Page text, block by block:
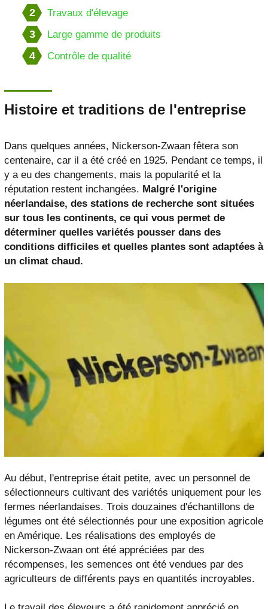
2 Travaux d'élevage
3 Large gamme de produits
4 Contrôle de qualité
Histoire et traditions de l'entreprise
Dans quelques années, Nickerson-Zwaan fêtera son
centenaire, car il a été créé en 1925. Pendant ce temps, il
y a eu des changements, mais la popularité et la
réputation restent inchangées. Malgré l'origine
néerlandaise, des stations de recherche sont situées
sur tous les continents, ce qui vous permet de
déterminer quelles variétés pousser dans des
conditions difficiles et quelles plantes sont adaptées à
un climat chaud.
Au début, l'entreprise était petite, avec un personnel de
sélectionneurs cultivant des variétés uniquement pour les
fermes néerlandaises. Trois douzaines d'échantillons de
légumes ont été sélectionnés pour une exposition agricole
en Amérique. Les réalisations des employés de
Nickerson-Zwaan ont été appréciées par des
récompenses, les semences ont été vendues par des
agriculteurs de différents pays en quantités incroyables.